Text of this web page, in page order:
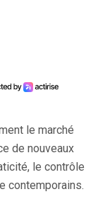
le marché
de nouveaux
le contrôle
contemporains.